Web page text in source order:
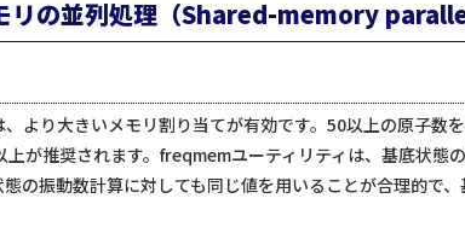
リの並列処理（Shared-memory
より大きいメモリ割り当てが有効です。50以上の原子数
が推奨されます。freqmemユーティリティは、基底状態
の振動数計算に対しても同じ値を用いることが合理的で